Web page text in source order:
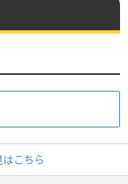
こちら